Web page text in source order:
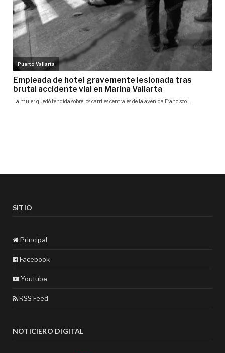
SITIO
Principal
Facebook
Youtube
RSS Feed
NOTICIERO DIGITAL